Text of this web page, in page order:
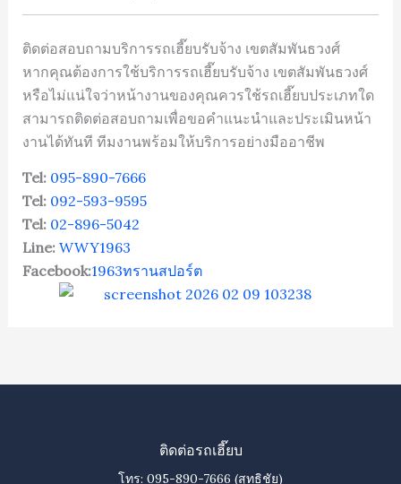
ติดต่อสอบถามบริการรถเฮี๊ยบรับจ้าง เขตสัมพันธวงศ์
หากคุณต้องการใช้บริการรถเฮี๊ยบรับจ้าง เขตสัมพันธวงศ์
หรือไม่แน่ใจว่าหน้างานของคุณควรใช้รถเฮี๊ยบประเภทใด
สามารถติดต่อสอบถามเพื่อขอคำแนะนำและประเมินหน้า
งานได้ทันที ทีมงานพร้อมให้บริการอย่างมืออาชีพ
Tel: 095-890-7666
Tel: 092-593-9595
Tel: 02-896-5042
Line: WWY1963
Facebook:1963ทรานสปอร์ต
ติดต่อรถเฮี๊ยบ
โทร: 095-890-7666 (สุทธิชัย)